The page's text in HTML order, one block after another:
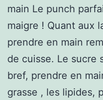
main Le punch
maigre ! Quant aux
prendre en main
de cuisse. Le sucre
bref, prendre en
grasse , les lipides,